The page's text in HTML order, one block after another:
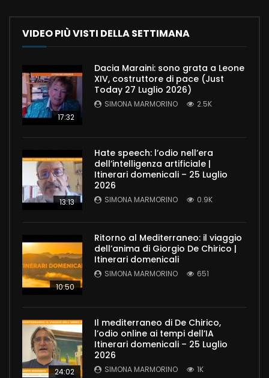
VIDEO PIÙ VISTI DELLA SETTIMANA
17:32
Dacia Maraini: sono grata a Leone
XIV, costruttore di pace (Just
Today 27 Luglio 2026)
SIMONA MARMORINO 2.5K
13:13
Hate speech: l’odio nell’era
dell’intelligenza artificiale |
Itinerari domenicali – 25 Luglio
2026
SIMONA MARMORINO 0.9K
10:50
Ritorno al Mediterraneo: il viaggio
dell’anima di Giorgio De Chirico |
Itinerari domenicali
SIMONA MARMORINO 651
24:02
Il mediterraneo di De Chirico,
l’odio online ai tempi dell’IA
Itinerari domenicali – 25 Luglio
2026
SIMONA MARMORINO 1K